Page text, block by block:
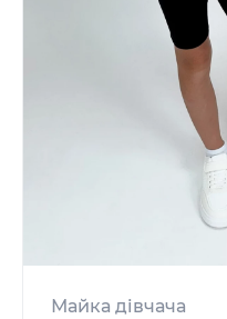
Майка дівчача